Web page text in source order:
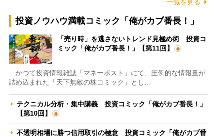
一覧を見る
投資ノウハウ満載コミック「俺がカブ番長！」
「売り時」を逃さないトレンド見極め術 投資コ
ミック「俺がカブ番長！」【第11回】
かつて投資情報雑誌「マネーポスト」にて、圧倒的な情報量が
詰め込まれた「天下無敵の株コミック」とし…
テクニカル分析・集中講義 投資コミック「俺がカブ番長！」
【第10回】
不透明相場に勝つ信用取引の極意 投資コミック「俺がカブ番